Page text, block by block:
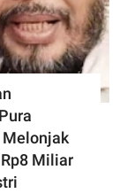
Melonjak
Miliar